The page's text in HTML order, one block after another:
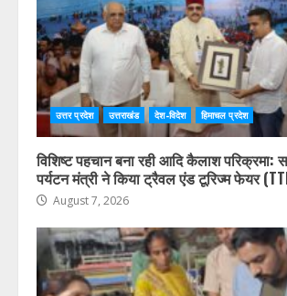
उत्तर प्रदेश उत्तराखंड देश-विदेश हिमाचल प्रदेश
विशिष्ट पहचान बना रही आदि कैलाश परिक्रमा:
पर्यटन मंत्री ने किया ट्रैवल एंड टूरिज्म फेयर
August 7, 2026